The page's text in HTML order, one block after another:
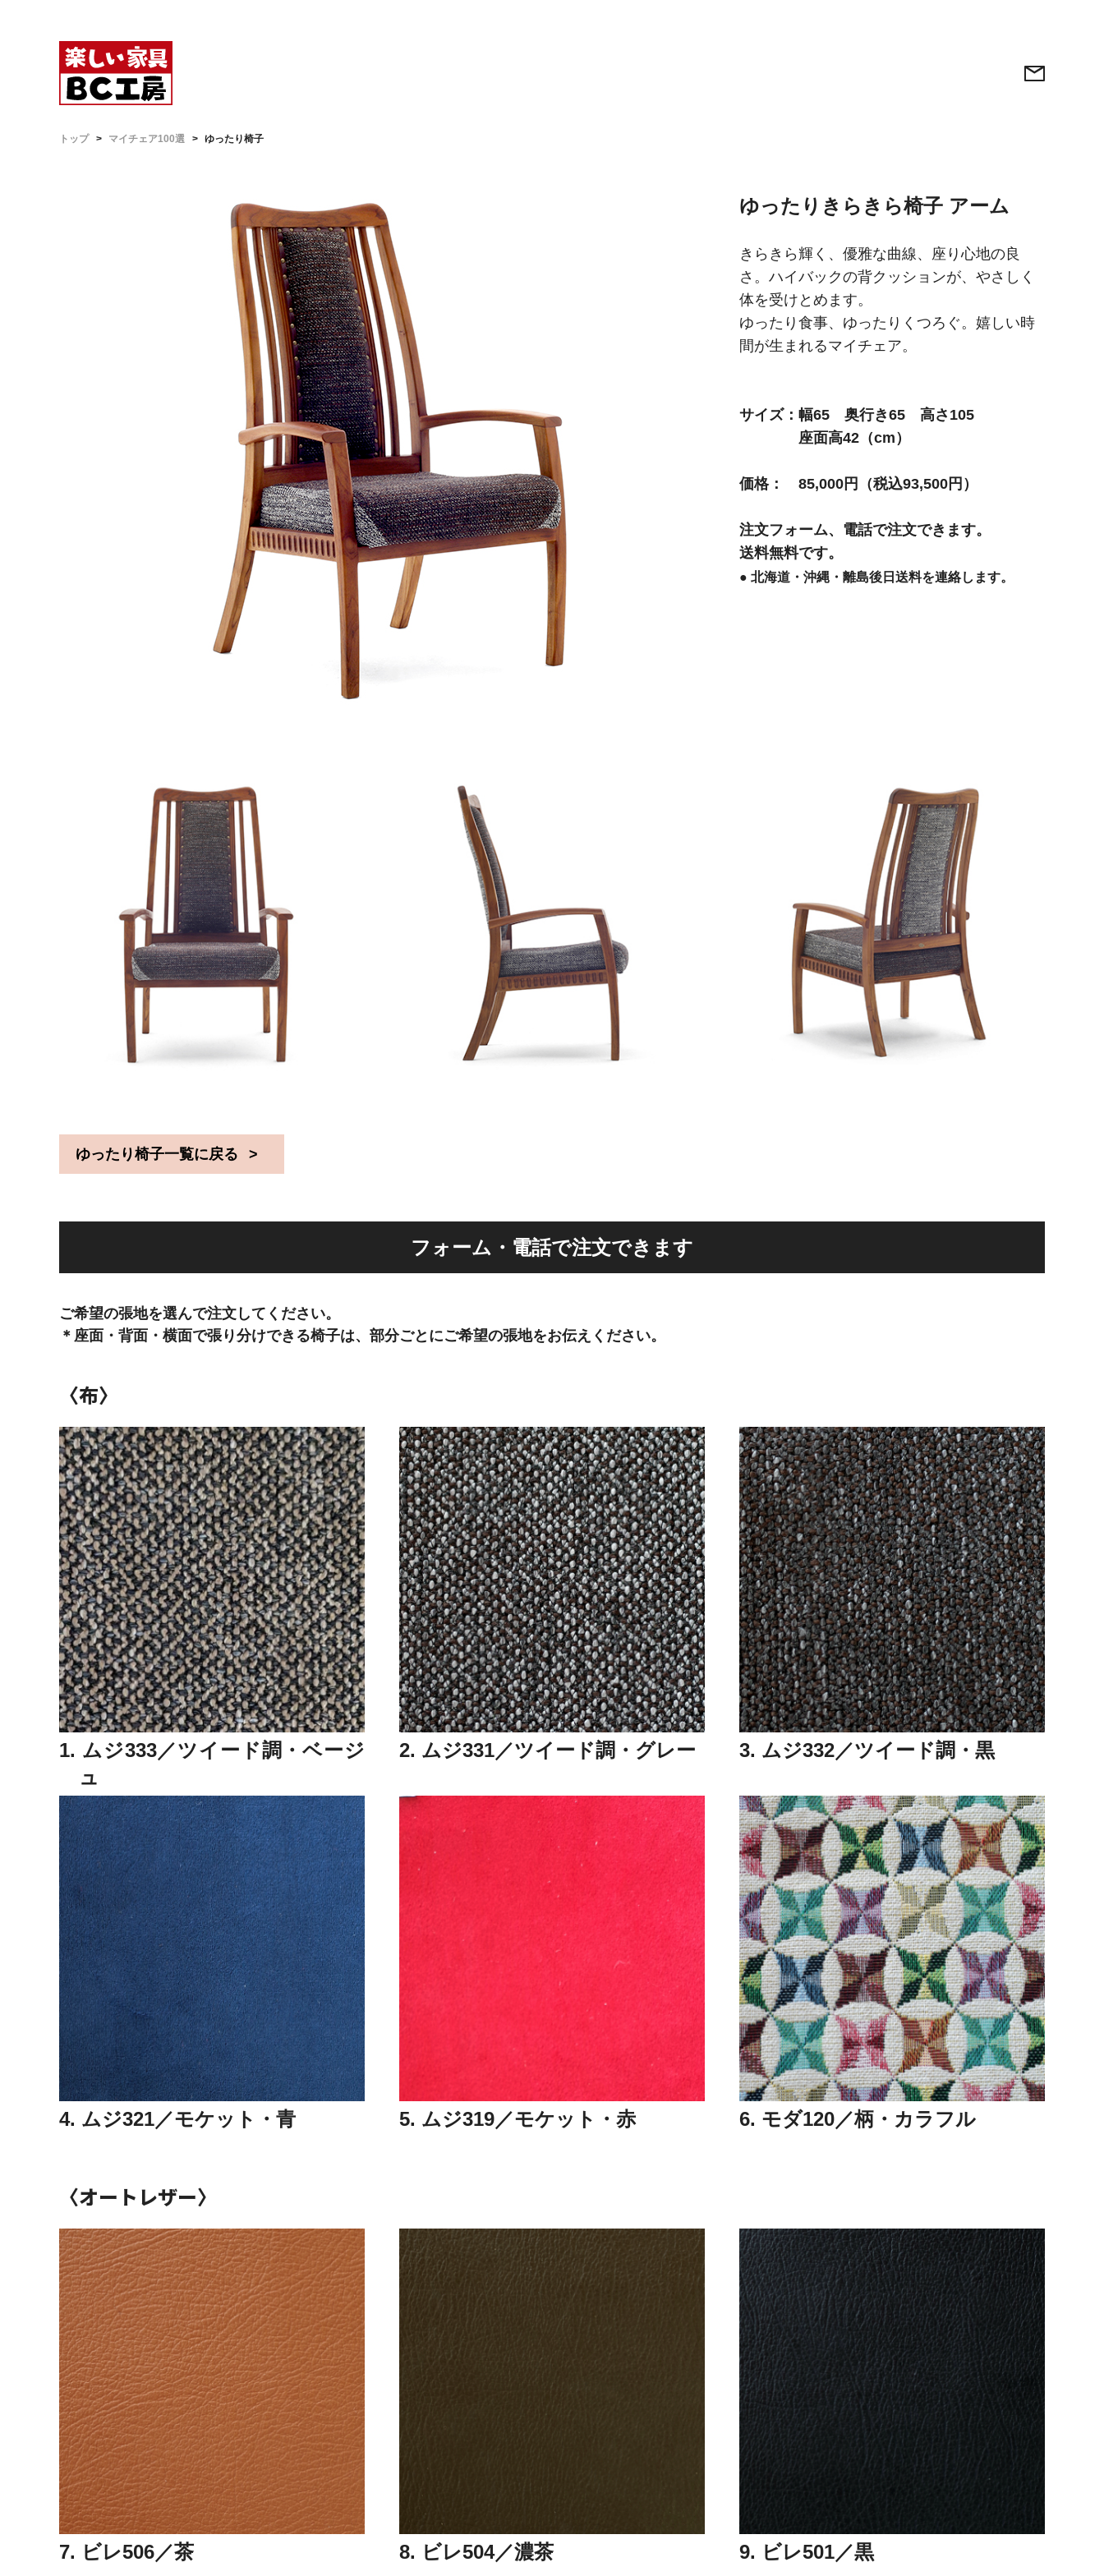
トップ マイチェア100選 ゆったり椅子
ゆったりきらきら椅子 アーム
きらきら輝く、優雅な曲線、座り心地の良
さ。ハイバックの背クッションが、やさしく
体を受けとめます。
ゆったり食事、ゆったりくつろぐ。嬉しい時
間が生まれるマイチェア。
サイズ
幅65 奥行き65 高さ105
座面高42（cm）
価格 85,000円（税込93,500円）
注文フォーム、電話で注文できます。
送料無料です。
北海道・沖縄・離島後日送料を連絡します。
ゆったり椅子一覧に戻る
フォーム・電話で注文できます
ご希望の張地を選んで注文してください。
＊座面・背面・横面で張り分けできる椅子は、部分ごとにご希望の張地をお伝えください。
〈布〉
1. ムジ333／ツイード調・ベージ
ュ
2. ムジ331／ツイード調・グレー 3. ムジ332／ツイード調・黒
4. ムジ321／モケット・青 5. ムジ319／モケット・赤 6. モダ120／柄・カラフル
〈オートレザー〉
7. ビレ506／茶 8. ビレ504／濃茶 9. ビレ501／黒